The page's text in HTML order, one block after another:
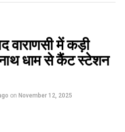
वाराणसी में कड़ी
धाम से कैंट स्टेशन
on November 12, 2025